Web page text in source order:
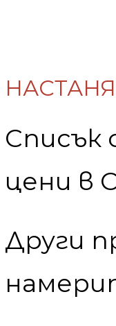
Списък
цени в
Други